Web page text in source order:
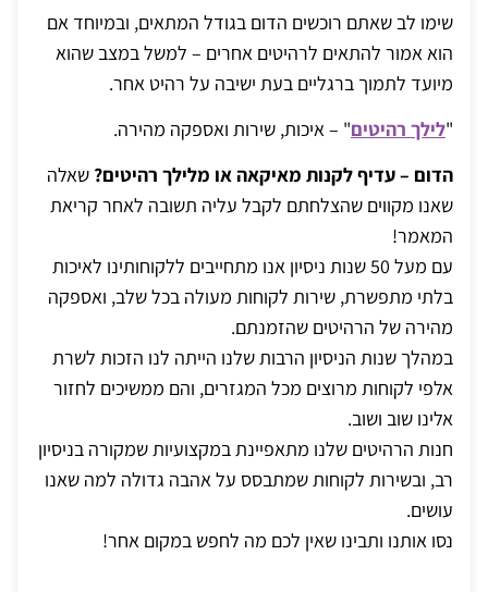
שימו לב שאתם רוכשים הדום בגודל המתאים, ובמיוחד אם
הוא אמור להתאים לרהיטים אחרים – למשל במצב שהוא
מיועד לתמוך ברגליים בעת ישיבה על רהיט אחר.
"לילך רהיטים" – איכות, שירות ואספקה מהירה.
הדום – עדיף לקנות מאיקאה או מלילך רהיטים? שאלה
שאנו מקווים שהצלחתם לקבל עליה תשובה לאחר קריאת
המאמר!
עם מעל 50 שנות ניסיון אנו מתחייבים ללקוחותינו לאיכות
בלתי מתפשרת, שירות לקוחות מעולה בכל שלב, ואספקה
מהירה של הרהיטים שהזמנתם.
במהלך שנות הניסיון הרבות שלנו הייתה לנו הזכות לשרת
אלפי לקוחות מרוצים מכל המגזרים, והם ממשיכים לחזור
אלינו שוב ושוב.
חנות הרהיטים שלנו מתאפיינת במקצועיות שמקורה בניסיון
רב, ובשירות לקוחות שמתבסס על אהבה גדולה למה שאנו
עושים.
נסו אותנו ותבינו שאין לכם מה לחפש במקום אחר!